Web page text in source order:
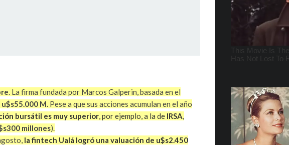
. La firma fundada por Marcos Galperin, basada en el
u$s55.000 M. Pese a que sus acciones acumulan en el año
bursátil es muy superior, por ejemplo, a la de IRSA,
millones).
la fintech Ualá logró una valuación de u$s2.450